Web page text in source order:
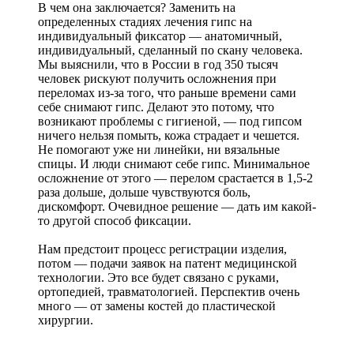
В чем она заключается? Заменить на
определенных стадиях лечения гипс на
индивидуальный фиксатор — анатомичный,
индивидуальный, сделанный по скану человека.
Мы выяснили, что в России в год 350 тысяч
человек рискуют получить осложнения при
переломах из-за того, что раньше времени сами
себе снимают гипс. Делают это потому, что
возникают проблемы с гигиеной, — под гипсом
ничего нельзя помыть, кожа страдает и чешется.
Не помогают уже ни линейки, ни вязальные
спицы. И люди снимают себе гипс. Минимальное
осложнение от этого — перелом срастается в 1,5-2
раза дольше, дольше чувствуются боль,
дискомфорт. Очевидное решение — дать им какой-
то другой способ фиксации.
Нам предстоит процесс регистрации изделия,
потом — подачи заявок на патент медицинской
технологии. Это все будет связано с руками,
ортопедией, травматологией. Перспектив очень
много — от замены костей до пластической
хирургии.